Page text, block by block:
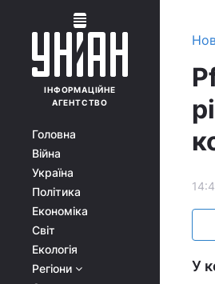
ІНФОРМАЦІЙНЕ
АГЕНТСТВО
Головна
Війна
Україна
Політика
Економіка
Світ
Екологія
Регіони
У